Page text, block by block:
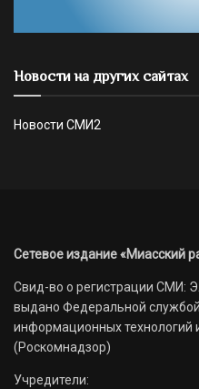
Новости на других сайтах
Новости СМИ2
Сетевое издание «Миасский
Свид-во о регистрации СМИ:
выдано Федеральной
информационных технологий
(Роскомнадзор)
Учредители: